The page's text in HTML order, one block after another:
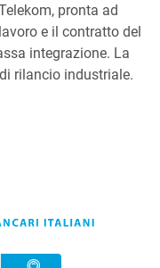
pronta ad
e il contratto del
integrazione. La
rilancio industriale.